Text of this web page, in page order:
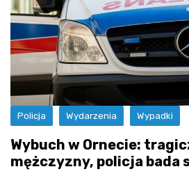
Policja Wydarzenia Wypadki
Wybuch w Ornecie:
mężczyzny, policja bada